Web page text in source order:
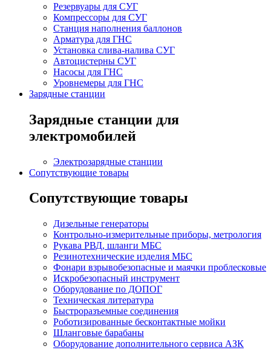
Резервуары для СУГ
Компрессоры для СУГ
Станция наполнения баллонов
Арматура для ГНС
Установка слива-налива СУГ
Автоцистерны СУГ
Насосы для ГНС
Уровнемеры для ГНС
Зарядные станции
Зарядные станции для
электромобилей
Электрозарядные станции
Сопутствующие товары
Сопутствующие товары
Дизельные генераторы
Контрольно-измерительные приборы, метрология
Рукава РВД, шланги МБС
Резинотехнические изделия МБС
Фонари взрывобезопасные и маячки проблесковые
Искробезопасный инструмент
Оборудование по ДОПОГ
Техническая литература
Быстроразъемные соединения
Роботизированные бесконтактные мойки
Шланговые барабаны
Оборудование дополнительного сервиса АЗК